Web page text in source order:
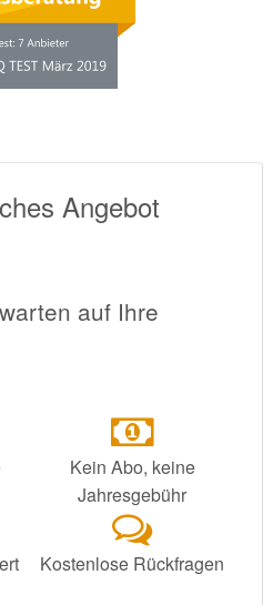
Angebot
auf Ihre
Kein Abo, keine
Jahresgebühr
Kostenlose Rückfragen